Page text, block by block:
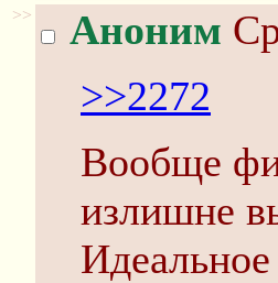
>> Аноним
>>2272
Вообще
излишне